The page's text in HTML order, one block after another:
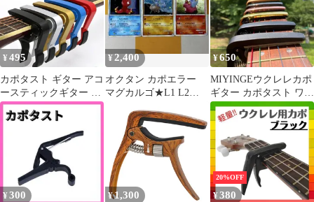
¥ 495
カポタスト ギター アコ
ースティックギター カ
ポ ワンタッチ装着 クラ
シックギター フォーク
ギター エレキギター ウ
クレレ アコギ 初心者
チューニング 黒 ブラッ
ク 赤 レッド 銀 シルバ
ー ゴールド 青 ブルー
¥2,400
オクタン カポエラー
マグカルゴ★L1 L2
¥650
MIYINGEウクレレカポ
ギター カポタスト ワン
タッチ ギター カポ ア
コギカポ エレキギター
カポタスト エレキギタ
ー フォークギターウク
レレ用 亜鉛合金
¥ 300 ¥1,300
20%OFF
¥ 380